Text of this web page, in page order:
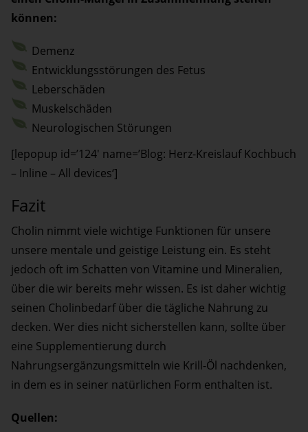
können:
Demenz
Entwicklungsstörungen des Fetus
Leberschäden
Muskelschäden
Neurologischen Störungen
[lepopup id=’124′ name=’Blog: Herz-Kreislauf Kochbuch
– Inline – All devices‘]
Fazit
Cholin nimmt viele wichtige Funktionen für unsere
unsere mentale und geistige Leistung ein. Es steht
jedoch oft im Schatten von Vitamine und Mineralien,
über die wir bereits mehr wissen. Es ist daher wichtig
seinen Cholinbedarf über die tägliche Nahrung zu
decken. Wer dies nicht sicherstellen kann, sollte über
eine Supplementierung durch
Nahrungsergänzungsmitteln wie Krill-Öl nachdenken,
in dem es in seiner natürlichen Form enthalten ist.
Quellen: